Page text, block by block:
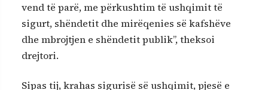
vend të parë, me përkushtim të ushqimit të
sigurt, shëndetit dhe mirëqenies së kafshëve
dhe mbrojtjen e shëndetit publik”, theksoi
drejtori.
Sipas tij, krahas sigurisë së ushqimit, pjesë e